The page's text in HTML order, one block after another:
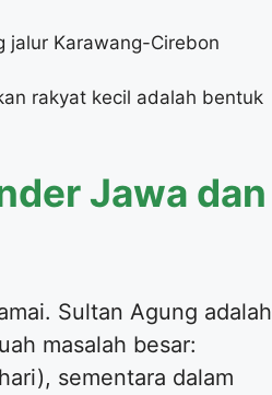
jalur Karawang-Cirebon
rakyat kecil adalah bentuk
Jawa dan
Sultan Agung adalah
masalah besar:
sementara dalam